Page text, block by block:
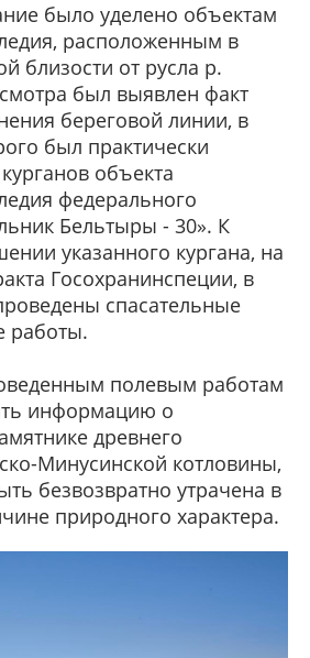
было уделено объектам
расположенным в
близости от русла р.
был выявлен факт
береговой линии, в
был практически
объекта
федерального
Бельтыры - 30». К
указанного кургана, на
Госохранинспеции, в
спасательные
работы.
полевым работам
информацию о
древнего
Минусинской котловины,
безвозвратно утрачена в
природного характера.